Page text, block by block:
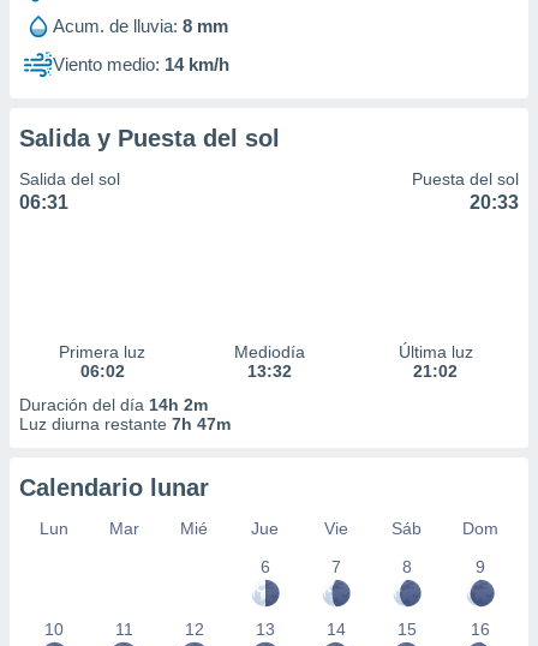
Acum. de lluvia: 8 mm
Viento medio: 14 km/h
Salida y Puesta del sol
Salida del sol
06:31
Puesta del sol
20:33
Primera luz
06:02
Mediodía
13:32
Última luz
21:02
Duración del día 14h 2m
Luz diurna restante 7h 47m
Calendario lunar
Lun Mar Mié Jue Vie Sáb
Dom
6
7 8 9
10 11 12 13 14 15 16